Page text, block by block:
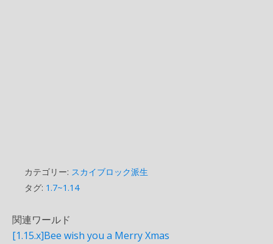
カテゴリー: スカイブロック派生
タグ: 1.7~1.14
関連ワールド
[1.15.x]Bee wish you a Merry Xmas